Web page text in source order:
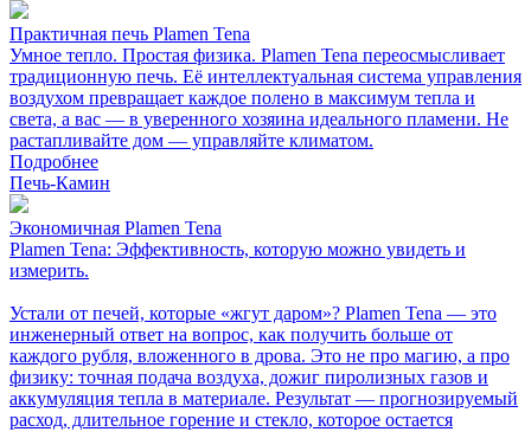
Практичная печь Plamen Tena
Умное тепло. Простая физика. Plamen Tena переосмысливает
традиционную печь. Её интеллектуальная система управления
воздухом превращает каждое полено в максимум тепла и
света, а вас — в уверенного хозяина идеального пламени. Не
растапливайте дом — управляйте климатом.
Подробнее
Печь-Камин
Экономичная Plamen Tena
Plamen Tena: Эффективность, которую можно увидеть и
измерить.
Устали от печей, которые «жгут даром»? Plamen Tena — это
инженерный ответ на вопрос, как получить больше от
каждого рубля, вложенного в дрова. Это не про магию, а про
физику: точная подача воздуха, дожиг пиролизных газов и
аккумуляция тепла в материале. Результат — прогнозируемый
расход, длительное горение и стекло, которое остается